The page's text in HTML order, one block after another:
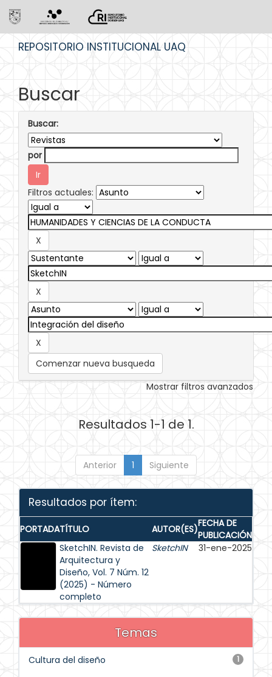
REPOSITORIO INSTITUCIONAL UAQ
Buscar
Buscar:
por
Filtros actuales:
Comenzar nueva busqueda
Mostrar filtros avanzados
Resultados 1-1 de 1.
Anterior 1 Siguiente
Resultados por ítem:
PORTADATÍTULO AUTOR(ES)FECHA DE
PUBLICACIÓN
SketchIN. Revista de
Arquitectura y
Diseño, Vol. 7 Núm. 12
(2025) - Número
completo
SketchIN 31-ene-2025
Temas
1
Cultura del diseño